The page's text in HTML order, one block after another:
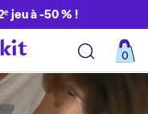
jeu à -50 % !
0
toutes nos aventures